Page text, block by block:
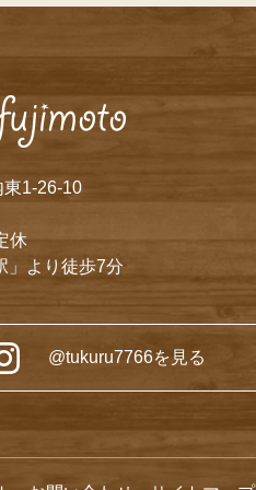
1-26-10
休
より徒歩7分
@tukuru7766を見る